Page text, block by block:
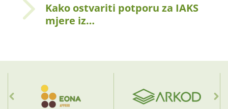
Kako ostvariti potporu za IAKS
mjere iz…